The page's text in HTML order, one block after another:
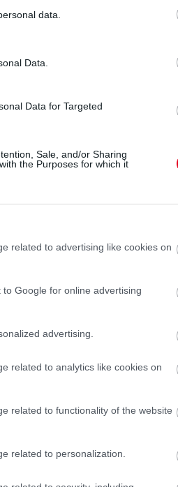
data.
Data.
Data for Targeted
Sale, and/or Sharing
the Purposes for which it
related to advertising like cookies on
Google for online advertising
advertising.
related to analytics like cookies on
related to functionality of the website
related to personalization.
alatt van, ezért
lebonyolításáról.
a Hungaroringre
rendezésére" –